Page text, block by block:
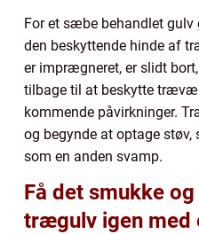
For et sæbe behandlet
den beskyttende hinde af
er imprægneret, er slidt
tilbage til at beskytte
kommende påvirkninger.
og begynde at optage
som en anden svamp.
Få det smukke
trægulv igen med